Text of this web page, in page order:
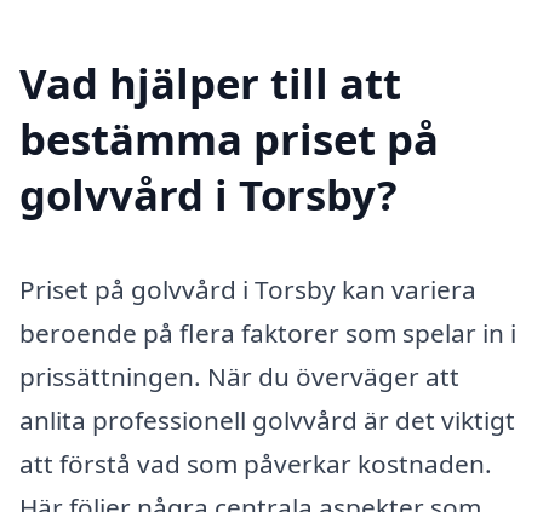
Vad hjälper till att
bestämma priset på
golvvård i Torsby?
Priset på golvvård i Torsby kan variera
beroende på flera faktorer som spelar in i
prissättningen. När du överväger att
anlita professionell golvvård är det viktigt
att förstå vad som påverkar kostnaden.